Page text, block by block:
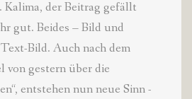
der Beitrag gefällt
gut. Beides – Bild und
Bild. Auch nach dem
von gestern über die
entstehen nun neue Sinn -